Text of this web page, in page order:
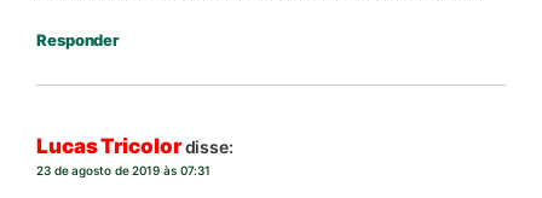
Responder
Lucas Tricolordisse:
23 de agosto de 2019 às 07:31